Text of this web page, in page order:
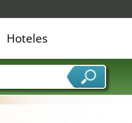
Hoteles
de servicios